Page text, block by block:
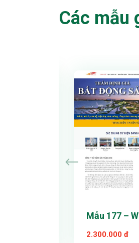
Các mẫu
Chi
Mẫu 177 –
doanh nghiệp
2.300.000 đ